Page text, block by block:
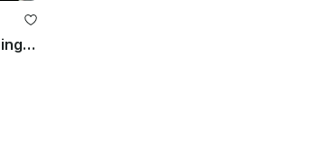
Alugue um monocasco Sabre Cruising de 30 pés em Berkeley, Califórnia